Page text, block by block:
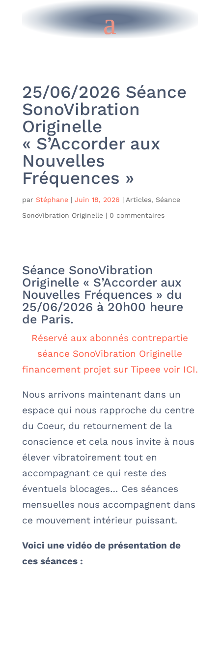
25/06/2026 Séance
SonoVibration
Originelle
« S’Accorder aux
Nouvelles
Fréquences »
par Stéphane| Juin 18, 2026 | Articles, Séance
SonoVibration Originelle| 0 commentaires
Séance SonoVibration
Originelle « S’Accorder aux
Nouvelles Fréquences » du
25/06/2026 à 20h00 heure
de Paris.
Réservé aux abonnés contrepartie
séance SonoVibration Originelle
financement projet sur Tipeee voir ICI.
Nous arrivons maintenant dans un
espace qui nous rapproche du centre
du Coeur, du retournement de la
conscience et cela nous invite à nous
élever vibratoirement tout en
accompagnant ce qui reste des
éventuels blocages… Ces séances
mensuelles nous accompagnent dans
ce mouvement intérieur puissant.
Voici une vidéo de présentation de
ces séances :